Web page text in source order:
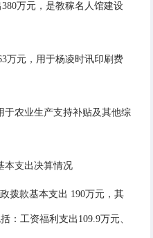
380万元，是教稼名人馆建设
万元，用于杨凌时讯印刷费
于农业生产支持补贴及其他综
本支出决算情况
拨款基本支出 190万元，其
：工资福利支出109.9万元、